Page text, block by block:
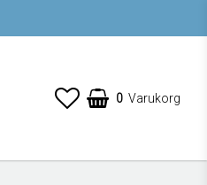
0 Varukorg